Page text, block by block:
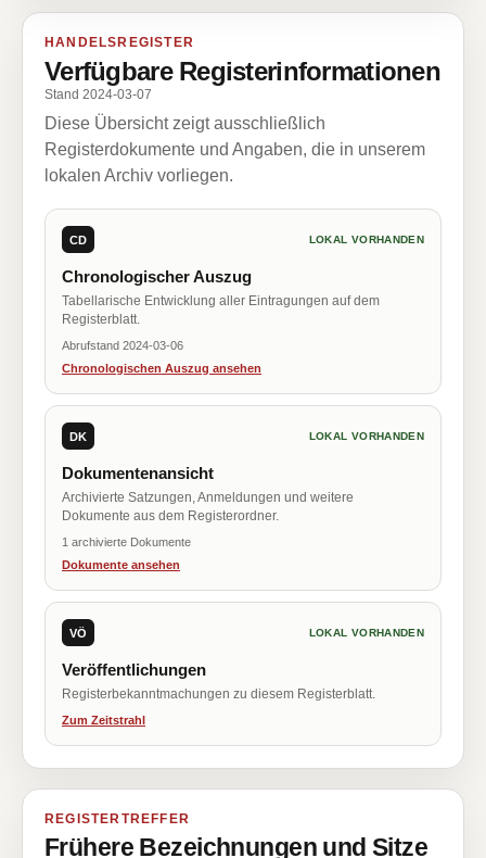
HANDELSREGISTER
Verfügbare Registerinformationen
Stand 2024-03-07
Diese Übersicht zeigt ausschließlich
Registerdokumente und Angaben, die in unserem
lokalen Archiv vorliegen.
CD LOKAL VORHANDEN
Chronologischer Auszug
Tabellarische Entwicklung aller Eintragungen auf dem
Registerblatt.
Abrufstand 2024-03-06
Chronologischen Auszug ansehen
DK LOKAL VORHANDEN
Dokumentenansicht
Archivierte Satzungen, Anmeldungen und weitere
Dokumente aus dem Registerordner.
1 archivierte Dokumente
Dokumente ansehen
VÖ LOKAL VORHANDEN
Veröffentlichungen
Registerbekanntmachungen zu diesem Registerblatt.
Zum Zeitstrahl
REGISTERTREFFER
Frühere Bezeichnungen und Sitze